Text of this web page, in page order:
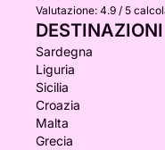
Valutazione: 4.9 / 5
DESTINAZIONI
Sardegna
Liguria
Sicilia
Croazia
Malta
Grecia